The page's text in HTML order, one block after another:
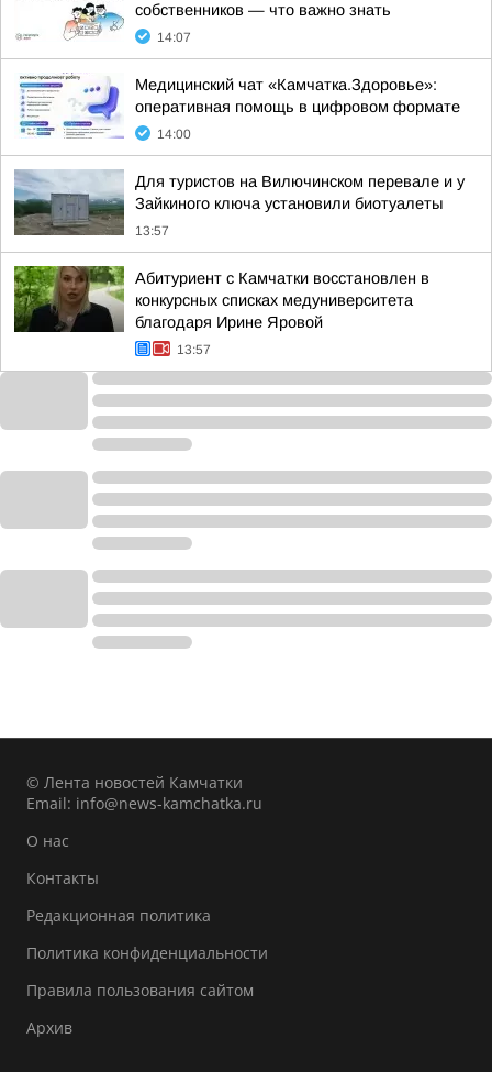
собственников — что важно знать
14:07
Медицинский чат «Камчатка.Здоровье»:
оперативная помощь в цифровом формате
14:00
Для туристов на Вилючинском перевале и у
Зайкиного ключа установили биотуалеты
13:57
Абитуриент с Камчатки восстановлен в
конкурсных списках медуниверситета
благодаря Ирине Яровой
13:57
© Лента новостей Камчатки
Email: info@news-kamchatka.ru
О нас
Контакты
Редакционная политика
Политика конфиденциальности
Правила пользования сайтом
Архив